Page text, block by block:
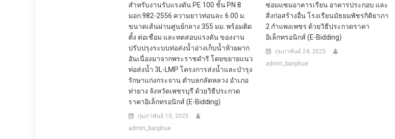
สำหรับงานรับแรงดัน PE 100 ชั้น PN 8
มอก.982-2556 ความยาวท่อนละ 6.00 ม.
ขนาดเส้นผ่านศูนย์กลาง 355 มม. พร้อมติด
ตั้ง ต่อเชื่อม และทดสอบแรงดัน ของงาน
ปรับปรุงระบบท่อส่งน้ำอ่างเก็บน้ำห้วยผาก
อันเนื่องมาจากพระราชดำริ โดยขยายแนว
ท่อส่งน้ำ 3L-LMP โครงการส่งน้ำและบำรุง
รักษาแก่งกระจาน ตำบลกลัดหลวง อำเภอ
ท่ายาง จังหวัดเพชรบุรี ด้วยวิธีประกวด
ราคาอิเล็กทรอนิกส์ (e-Bidding)
กุมภาพันธ์ 10, 2025
admin_banphue
ซ่อมแซมอาคารเรียน อาคารประกอบ และ
สิ่งก่อสร้างอื่น โรงเรียนมัธยมพัชรกิติยาภา
2 กำแพงเพชร ด้วยวิธีประกวดราคา
อิเล็กทรอนิกส์ (e-Bidding)
กุมภาพันธ์ 24, 2025
admin_banphue